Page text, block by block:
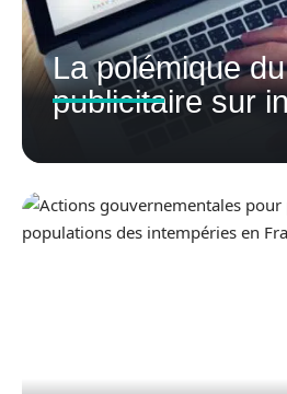
La polémique
publicitaire sur